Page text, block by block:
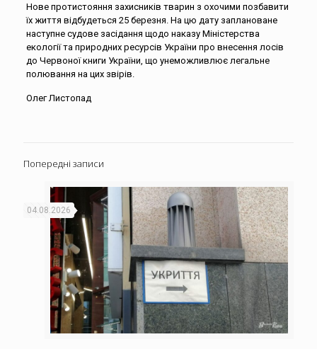
Нове протистояння захисників тварин з охочими позбавити
їх життя відбудеться 25 березня. На цю дату заплановане
наступне судове засідання щодо наказу Міністерства
екології та природних ресурсів України про внесення лосів
до Червоної книги України, що унеможливлює легальне
полювання на цих звірів.
Олег Листопад
Попередні записи
04.08.2026